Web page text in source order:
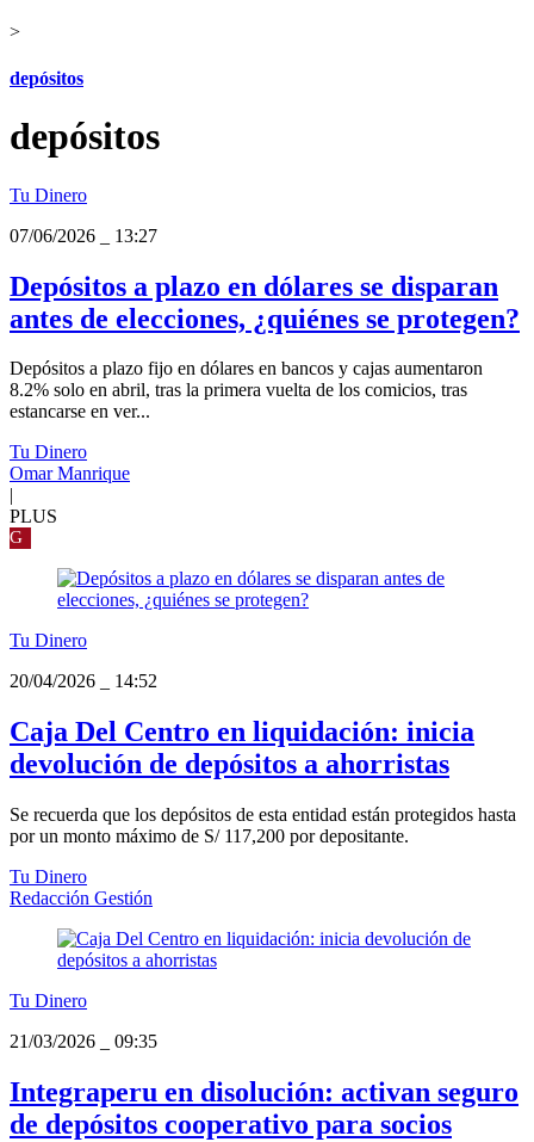
>
depósitos
depósitos
Tu Dinero
07/06/2026
13:27
Depósitos a plazo en dólares se disparan
antes de elecciones, ¿quiénes se protegen?
Depósitos a plazo fijo en dólares en bancos y cajas aumentaron
8.2% solo en abril, tras la primera vuelta de los comicios, tras
estancarse en ver...
Tu Dinero
Omar Manrique
PLUS
G
Tu Dinero
20/04/2026
14:52
Caja Del Centro en liquidación: inicia
devolución de depósitos a ahorristas
Se recuerda que los depósitos de esta entidad están protegidos hasta
por un monto máximo de S/ 117,200 por depositante.
Tu Dinero
Redacción Gestión
Tu Dinero
21/03/2026
09:35
Integraperu en disolución: activan seguro
de depósitos cooperativo para socios